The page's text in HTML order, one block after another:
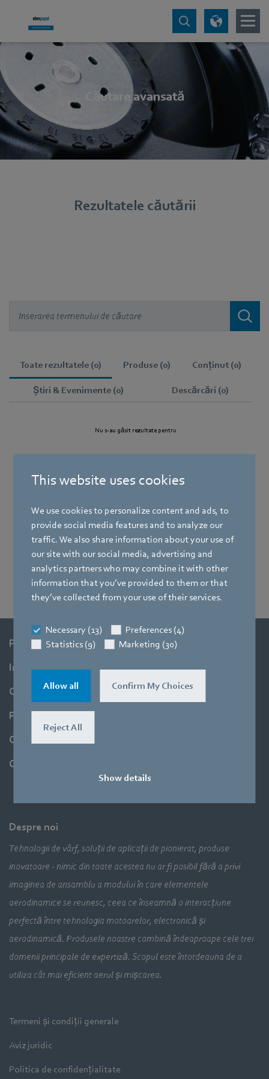
This website uses cookies
We use cookies to personalize content and ads, to
provide social media features and to analyze our
traffic. We also share information about your use of
our site with our social media, advertising and
analytics partners who may combine it with other
information that you’ve provided to them or that
they’ve collected from your use of their services.
Necessary (13)
Preferences (4)
Statistics (9)
Marketing (30)
Allow all Confirm My Choices
Reject All
Show details
Căutare avansată
Rezultatele căutării
Toate rezultatele (0) Produse (0) Conținut (0)
Știri & Evenimente (0) Descărcări (0)
Nu s-au găsit rezultate pentru
Produse
Industrii
Companie
Programe pentru studenți
Cariere
Contact
Despre noi
Tehnologii de vârf, soluții de aplicații de pionierat, produse
inovatoare - nimic din toate acestea nu ar fi posibil fără a privi
imaginea de ansamblu a modului în care elementele
aerodinamice se reunesc, ceea ce înseamnă o interacțiune
perfectă între tehnologia motoarelor, electronică și
aerodinamică. Produsele noastre combină îndeaproape cele trei
domenii principale de expertiză. Scopul este întotdeauna de a
utiliza cât mai eficient aerul și mișcarea.
Termeni și condiții generale
Aviz juridic
Politica de confidențialitate